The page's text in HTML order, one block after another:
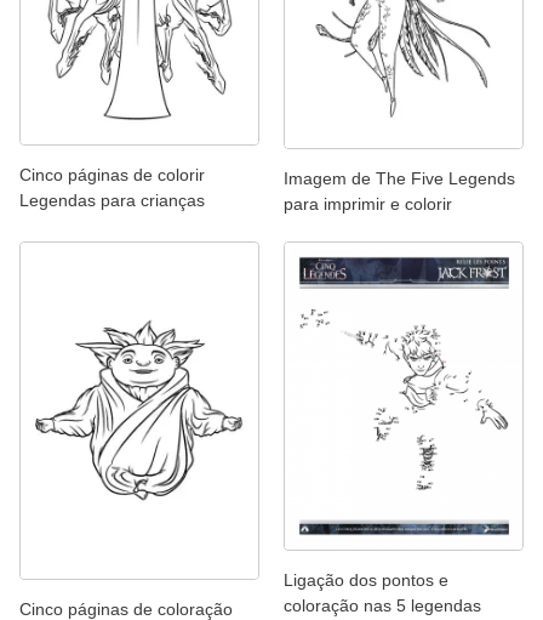
Cinco páginas de colorir
Legendas para crianças
Imagem de The Five Legends
para imprimir e colorir
Cinco páginas de coloração
Ligação dos pontos e
coloração nas 5 legendas